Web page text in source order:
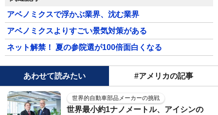
アベノミクスで浮かぶ業界、沈む業界
アベノミクスよりすごい景気対策がある
ネット解禁！ 夏の参院選が100倍面白くなる
あわせて読みたい #アメリカの記事
世界的自動車部品メーカーの挑戦
世界最小約1ナノメートル、アイシンの